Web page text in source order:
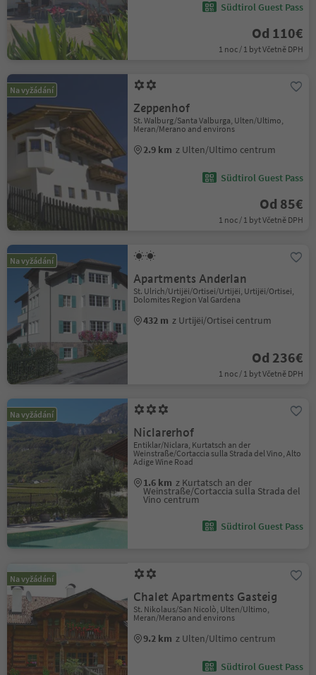
Südtirol Guest Pass
Od 110€
1 noc / 1 byt Včetně DPH
Na vyžádání
Zeppenhof
St. Walburg/Santa Valburga, Ulten/Ultimo,
Meran/Merano and environs
2.9 km z Ulten/Ultimo centrum
Südtirol Guest Pass
Od 85€
1 noc / 1 byt Včetně DPH
Na vyžádání
Apartments Anderlan
St. Ulrich/Urtijëi/Ortisei/Urtijëi, Urtijëi/Ortisei,
Dolomites Region Val Gardena
432 m z Urtijëi/Ortisei centrum
Od 236€
1 noc / 1 byt Včetně DPH
Na vyžádání
Niclarerhof
Entiklar/Niclara, Kurtatsch an der
Weinstraße/Cortaccia sulla Strada del Vino, Alto
Adige Wine Road
1.6 km z Kurtatsch an der
Weinstraße/Cortaccia sulla Strada del
Vino centrum
Südtirol Guest Pass
Na vyžádání
Chalet Apartments Gasteig
St. Nikolaus/San Nicolò, Ulten/Ultimo,
Meran/Merano and environs
9.2 km z Ulten/Ultimo centrum
Südtirol Guest Pass